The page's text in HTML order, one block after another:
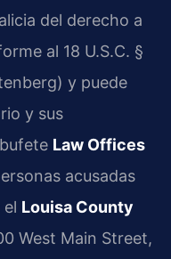
del derecho a
al 18 U.S.C. §
y puede
y sus
Law Offices
acusadas
Louisa County
West Main Street,